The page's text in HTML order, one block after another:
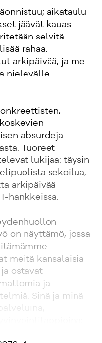
aikataulu
jäävät kauas
selvitä
rahaa.
arkipäivää, ja me
nielevälle
absurdeja
Tuoreet
lukijaa: täysin
sekoilua,
arkipäivää
hankkeissa.
on näyttämö, jossa
meitä kansalaisia
ostavat
ja
Sinä ja minä
projekteja